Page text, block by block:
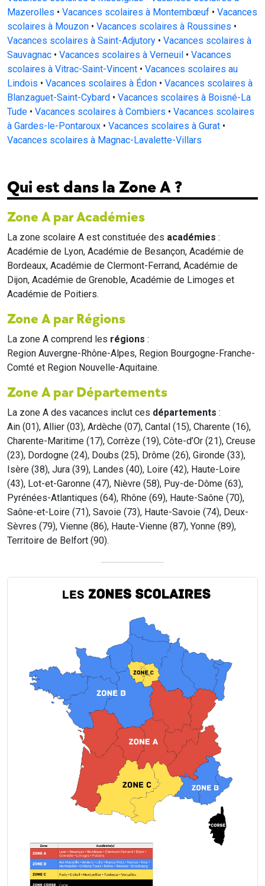
Mazerolles • Vacances scolaires à Montembœuf • Vacances
scolaires à Mouzon • Vacances scolaires à Roussines •
Vacances scolaires à Saint-Adjutory • Vacances scolaires à
Sauvagnac • Vacances scolaires à Verneuil • Vacances
scolaires à Vitrac-Saint-Vincent • Vacances scolaires au
Lindois • Vacances scolaires à Édon • Vacances scolaires à
Blanzaguet-Saint-Cybard • Vacances scolaires à Boisné-La
Tude • Vacances scolaires à Combiers • Vacances scolaires
à Gardes-le-Pontaroux • Vacances scolaires à Gurat •
Vacances scolaires à Magnac-Lavalette-Villars
Qui est dans la Zone A ?
Zone A par Académies
La zone scolaire A est constituée des académies :
Académie de Lyon, Académie de Besançon, Académie de
Bordeaux, Académie de Clermont-Ferrand, Académie de
Dijon, Académie de Grenoble, Académie de Limoges et
Académie de Poitiers.
Zone A par Régions
La zone A comprend les régions :
Region Auvergne-Rhône-Alpes, Region Bourgogne-Franche-
Comté et Region Nouvelle-Aquitaine.
Zone A par Départements
La zone A des vacances inclut ces départements :
Ain (01), Allier (03), Ardèche (07), Cantal (15), Charente (16),
Charente-Maritime (17), Corrèze (19), Côte-d’Or (21), Creuse
(23), Dordogne (24), Doubs (25), Drôme (26), Gironde (33),
Isère (38), Jura (39), Landes (40), Loire (42), Haute-Loire
(43), Lot-et-Garonne (47), Nièvre (58), Puy-de-Dôme (63),
Pyrénées-Atlantiques (64), Rhône (69), Haute-Saône (70),
Saône-et-Loire (71), Savoie (73), Haute-Savoie (74), Deux-
Sèvres (79), Vienne (86), Haute-Vienne (87), Yonne (89),
Territoire de Belfort (90).